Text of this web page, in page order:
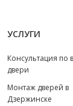
УСЛУГИ
Консультация по
двери
Монтаж дверей в
Дзержинске